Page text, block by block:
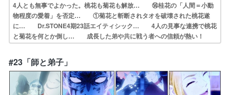
4人とも無事でよかった。桃花も菊花も解放… ⑭桂花の「人間＝小動
物程度の愛着」を否定… ①菊花と斬断されタオを破壊された桃花遂
に… Dr.STONE4期23話エイティシック… 4人の見事な連携で桃花
と菊花を何とか倒し… 成長した弟や共に戦う者への信頼が熱い！
弔… 罪人と役人、兄と弟。垣根を超えた渾身の一… アニメの描写
が非常に綺麗で、作品の魅力を… 亜左兄弟と付知、巌鉄斎、各々我が
強くてチ… 改めて菊花さんがどれだけ桃花を大事にして…
#23「師と弟子」